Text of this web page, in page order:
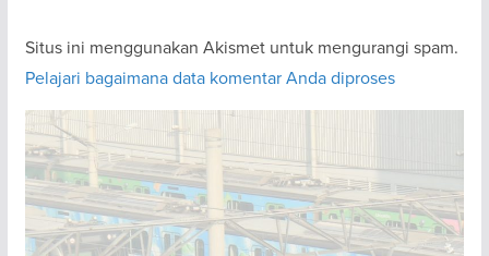
Situs ini menggunakan Akismet untuk mengurangi spam.
Pelajari bagaimana data komentar Anda diproses